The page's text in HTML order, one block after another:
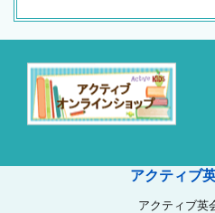
アクティブ
アクティブ英